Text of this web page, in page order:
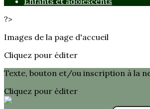
?>
Images de la page d'accueil
Cliquez pour éditer
Texte, bouton et/ou inscription à la
Cliquez pour éditer